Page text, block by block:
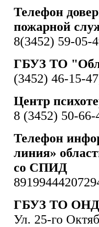
Телефон
пожарной
8(3452) 59-05-
ГБУЗ ТО
(3452) 46-15-
Центр
8 (3452) 50-66-
Телефон
линия»
со СПИД
ГБУЗ ТО ОНД
Ул. 25-го